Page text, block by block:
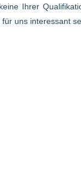
Ihrer
für uns interessant